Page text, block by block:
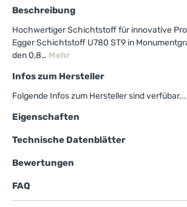
Beschreibung
Hochwertiger Schichtstoff für innovative
Egger Schichtstoff U780 ST9 in
den 0,8… Mehr
Infos zum Hersteller
Folgende Infos zum Hersteller sind verfübar...
Eigenschaften
Technische Datenblätter
Bewertungen
FAQ